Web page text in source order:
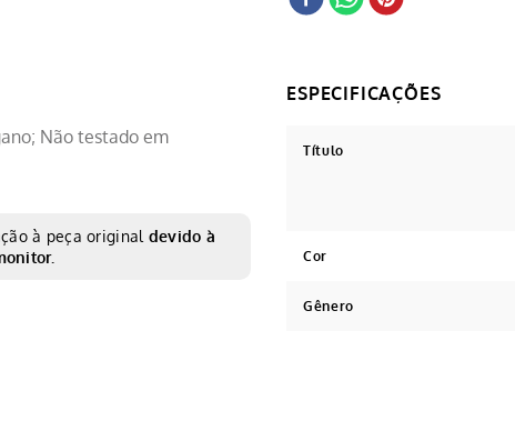
Não testado em
à peça original devido à
Título
Cor
Gênero